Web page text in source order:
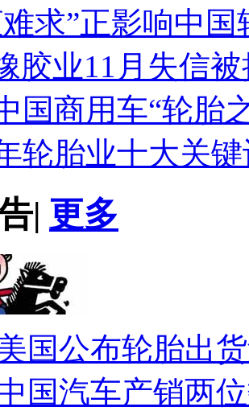
求”正影响中国
胶业11月失信
国商用车“轮胎
轮胎业十大关
| 更多
国公布轮胎出
国汽车产销两